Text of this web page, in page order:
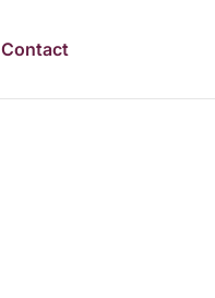
Contact